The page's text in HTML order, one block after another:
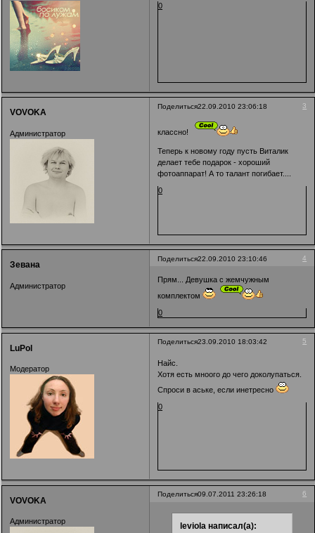
0
Поделиться 3
22.09.2010 23:06:18
VOVOKA
Администратор классно!
Теперь к новому году пусть Виталик
делает тебе подарок - хороший
фотоаппарат! А то талант погибает....
0
Поделиться 4
22.09.2010 23:10:46
Зевана
Администратор
Прям... Девушка с жемчужным
комплектом
0
Поделиться 5
23.09.2010 18:03:42
LuPol
Модератор
Найс.
Хотя есть мноого до чего доколупаться.
Спроси в аське, если инетресно
0
Поделиться 6
09.07.2011 23:26:18
VOVOKA
Администратор leviola написал(а):